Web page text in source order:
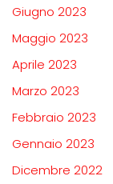
Giugno 2023
Maggio 2023
Aprile 2023
Marzo 2023
Febbraio 2023
Gennaio 2023
Dicembre 2022